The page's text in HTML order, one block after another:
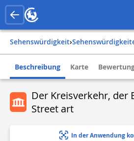
Sehenswürdigkeit›
Beschreibung Karte
Der Kreisverkehr, der
Street art
In der Anwendung